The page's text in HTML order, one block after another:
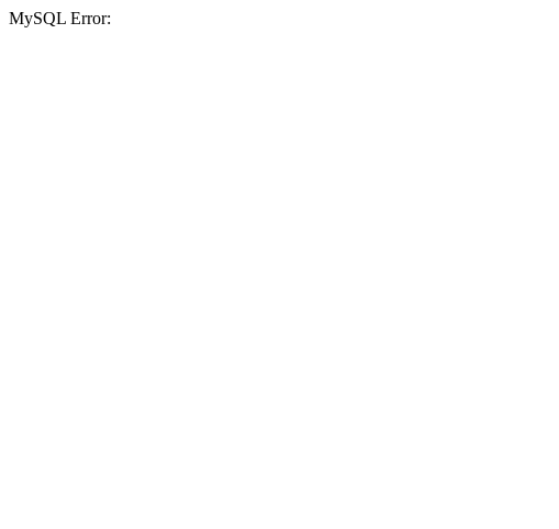
MySQL Error: